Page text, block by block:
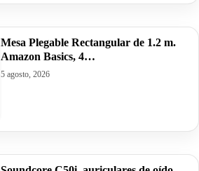
Mesa Plegable Rectangular de 1.2 m.
Amazon Basics, 4…
5 agosto, 2026